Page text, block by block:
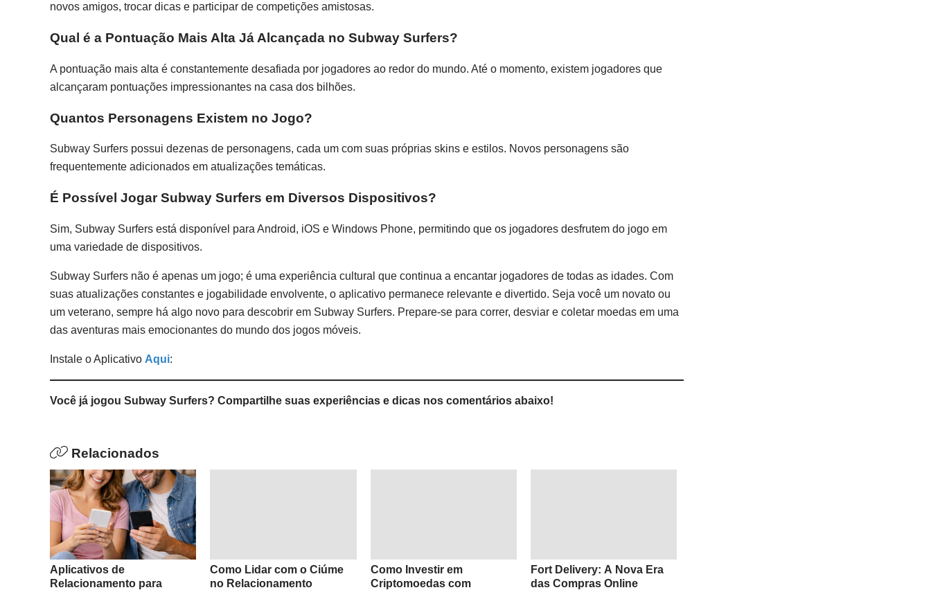
novos amigos, trocar dicas e participar de competições amistosas.
Qual é a Pontuação Mais Alta Já Alcançada no Subway Surfers?
A pontuação mais alta é constantemente desafiada por jogadores ao redor do mundo. Até o momento, existem jogadores que
alcançaram pontuações impressionantes na casa dos bilhões.
Quantos Personagens Existem no Jogo?
Subway Surfers possui dezenas de personagens, cada um com suas próprias skins e estilos. Novos personagens são
frequentemente adicionados em atualizações temáticas.
É Possível Jogar Subway Surfers em Diversos Dispositivos?
Sim, Subway Surfers está disponível para Android, iOS e Windows Phone, permitindo que os jogadores desfrutem do jogo em
uma variedade de dispositivos.
Subway Surfers não é apenas um jogo; é uma experiência cultural que continua a encantar jogadores de todas as idades. Com
suas atualizações constantes e jogabilidade envolvente, o aplicativo permanece relevante e divertido. Seja você um novato ou
um veterano, sempre há algo novo para descobrir em Subway Surfers. Prepare-se para correr, desviar e coletar moedas em uma
das aventuras mais emocionantes do mundo dos jogos móveis.
Instale o Aplicativo Aqui:
Você já jogou Subway Surfers? Compartilhe suas experiências e dicas nos comentários abaixo!
Relacionados
Aplicativos de
Relacionamento para
Como Lidar com o Ciúme
no Relacionamento
Como Investir em
Criptomoedas com
Fort Delivery: A Nova Era
das Compras Online